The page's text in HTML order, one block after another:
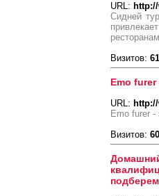
URL:
Сидней
Визитов:
Emo
URL:
Emo furer
Визитов: